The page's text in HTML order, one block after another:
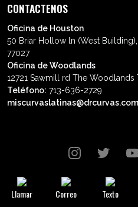
CONTACTENOS
Oficina de Houston
50 Briar Hollow ln (West
77027
Oficina de Woodlands
12721 Sawmill rd The Woodlands
Teléfono: 713-636-2729
miscurvaslatinas@drcurvas.com
derechos reservados.
Llamar Correo Texto